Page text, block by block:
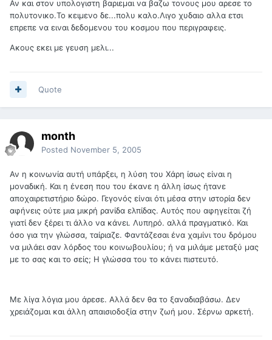
Αν και στον υπολογιστη βαριεμαι να βαζω τονους μου αρεσε το
πολυτονικο.Το κειμενο δε...πολυ καλο.Λιγο χυδαιο αλλα ετσι
επρεπε να ειναι δεδομενου του κοσμου που περιγραφεις.
Ακους εκει με γευση μελι...
Quote
month
Posted November 5, 2005
Αν η κοινωνία αυτή υπάρξει, η λύση του Χάρη ίσως είναι η
μοναδική. Και η ένεση που του έκανε η άλλη ίσως ήτανε
αποχαιρετιστήριο δώρο. Γεγονός είναι ότι μέσα στην ιστορία δεν
αφήνεις ούτε μια μικρή ρανίδα ελπίδας. Αυτός που αφηγείται ζή
γιατί δεν ξέρει τι άλλο να κάνει. Λυπηρό. αλλά πραγματικό. Και
όσο για την γλώσσα, ταίριαζε. Φαντάζεσαι ένα χαμίνι του δρόμου
να μιλάει σαν λόρδος του κοινωβουλίου; ή να μιλάμε μεταξύ μας
με το σας και το σείς; Η γλώσσα του το κάνει πιστευτό.
Με λίγα λόγια μου άρεσε. Αλλά δεν θα το ξαναδιαβάσω. Δεν
χρειάζομαι και άλλη απαισιοδοξία στην ζωή μου. Σέρνω αρκετή.